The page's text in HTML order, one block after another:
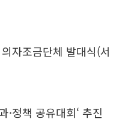
자조금단체 발대식(서
정책 공유대회‘ 추진